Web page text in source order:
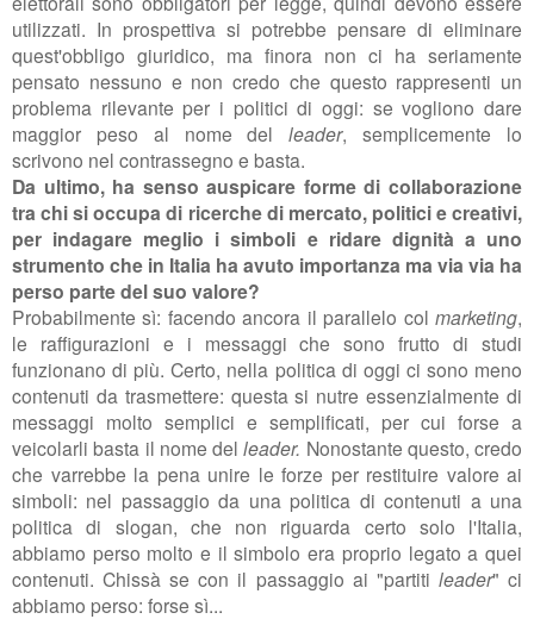
utilizzati. In prospettiva si potrebbe pensare di eliminare
quest'obbligo giuridico, ma finora non ci ha seriamente
pensato nessuno e non credo che questo rappresenti un
problema rilevante per i politici di oggi: se vogliono dare
maggior peso al nome delleader, semplicemente lo
scrivono nel contrassegno e basta.
Da ultimo, ha senso auspicare forme di collaborazione
tra chi si occupa di ricerche di mercato, politici e creativi,
per indagare meglio i simboli e ridare dignità a uno
strumento che in Italia ha avuto importanza ma via via ha
perso parte del suo valore?
Probabilmente sì: facendo ancora il parallelo col marketing,
le raffigurazioni e i messaggi che sono frutto di studi
funzionano di più. Certo, nella politica di oggi ci sono meno
contenuti da trasmettere: questa si nutre essenzialmente di
messaggi molto semplici e semplificati, per cui forse a
veicolarli basta il nome delleader. Nonostante questo, credo
che varrebbe la pena unire le forze per restituire valore ai
simboli: nel passaggio da una politica di contenuti a una
politica di slogan, che non riguarda certo solo l'Italia,
abbiamo perso molto e il simbolo era proprio legato a quei
contenuti. Chissà se con il passaggio ai "partiti leader" ci
abbiamo perso: forse sì...